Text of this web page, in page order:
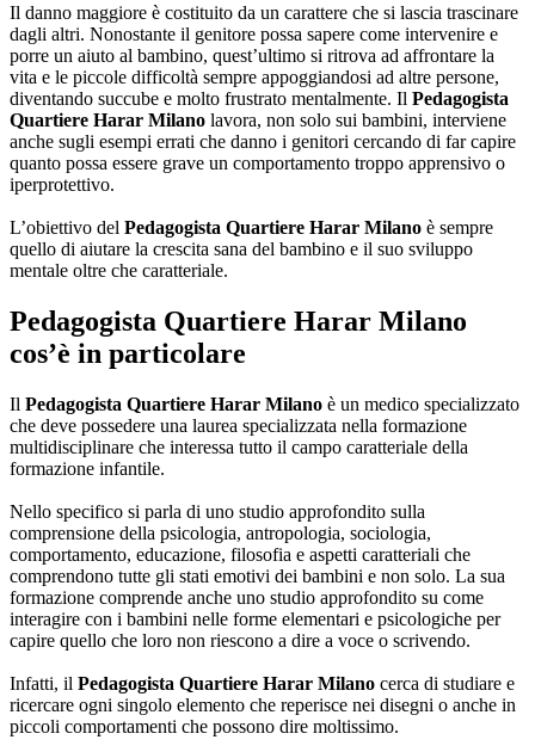
Il danno maggiore è costituito da un carattere che si lascia trascinare
dagli altri. Nonostante il genitore possa sapere come intervenire e
porre un aiuto al bambino, quest’ultimo si ritrova ad affrontare la
vita e le piccole difficoltà sempre appoggiandosi ad altre persone,
diventando succube e molto frustrato mentalmente. Il Pedagogista
Quartiere Harar Milano lavora, non solo sui bambini, interviene
anche sugli esempi errati che danno i genitori cercando di far capire
quanto possa essere grave un comportamento troppo apprensivo o
iperprotettivo.
L’obiettivo del Pedagogista Quartiere Harar Milano è sempre
quello di aiutare la crescita sana del bambino e il suo sviluppo
mentale oltre che caratteriale.
Pedagogista Quartiere Harar Milano
cos’è in particolare
Il Pedagogista Quartiere Harar Milano è un medico specializzato
che deve possedere una laurea specializzata nella formazione
multidisciplinare che interessa tutto il campo caratteriale della
formazione infantile.
Nello specifico si parla di uno studio approfondito sulla
comprensione della psicologia, antropologia, sociologia,
comportamento, educazione, filosofia e aspetti caratteriali che
comprendono tutte gli stati emotivi dei bambini e non solo. La sua
formazione comprende anche uno studio approfondito su come
interagire con i bambini nelle forme elementari e psicologiche per
capire quello che loro non riescono a dire a voce o scrivendo.
Infatti, il Pedagogista Quartiere Harar Milano cerca di studiare e
ricercare ogni singolo elemento che reperisce nei disegni o anche in
piccoli comportamenti che possono dire moltissimo.